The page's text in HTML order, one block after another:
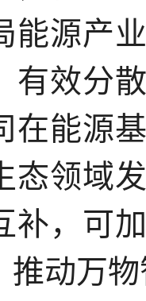
能源产
有效分
在能源
态领域
补，可
动万